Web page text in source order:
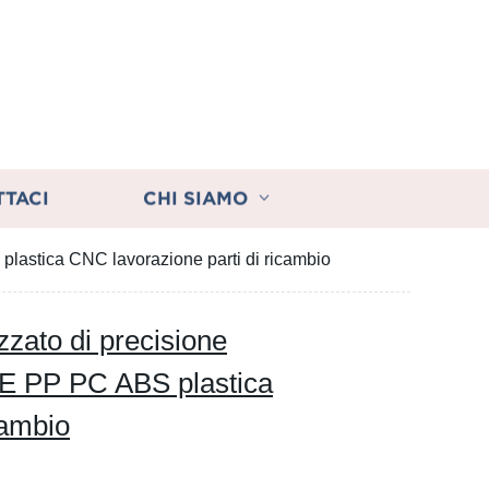
CHI SIAMO
CNC lavorazione parti di ricambio
di precisione
PP PC ABS plastica